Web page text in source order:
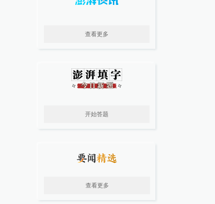
查看更多
开始答题
查看更多